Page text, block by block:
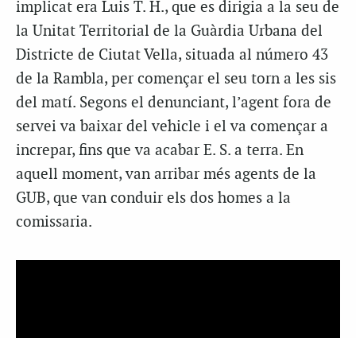
implicat era Luis T. H., que es dirigia a la seu de
la Unitat Territorial de la Guàrdia Urbana del
Districte de Ciutat Vella, situada al número 43
de la Rambla, per començar el seu torn a les sis
del matí. Segons el denunciant, l’agent fora de
servei va baixar del vehicle i el va començar a
increpar, fins que va acabar E. S. a terra. En
aquell moment, van arribar més agents de la
GUB, que van conduir els dos homes a la
comissaria.